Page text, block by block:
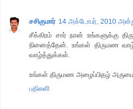
சசிகுமார் 14 அக்டோபர், 2010
சீக்கிரம் சார் நான் உங்களுக்கு
நினைத்தேன். உங்கள் திருமண
வாழ்த்துக்கள்.
உங்கள் திருமண அழைப்பிதழ்
பதிலளி